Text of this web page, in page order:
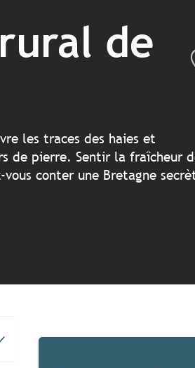
de
les traces des haies et
de pierre. Sentir la fraîcheur
conter une Bretagne